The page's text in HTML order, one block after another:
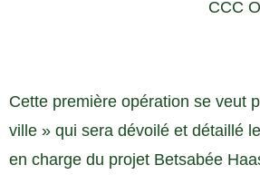
CCC
Cette première opération se veut
ville » qui sera dévoilé et détaillé
en charge du projet Betsabée